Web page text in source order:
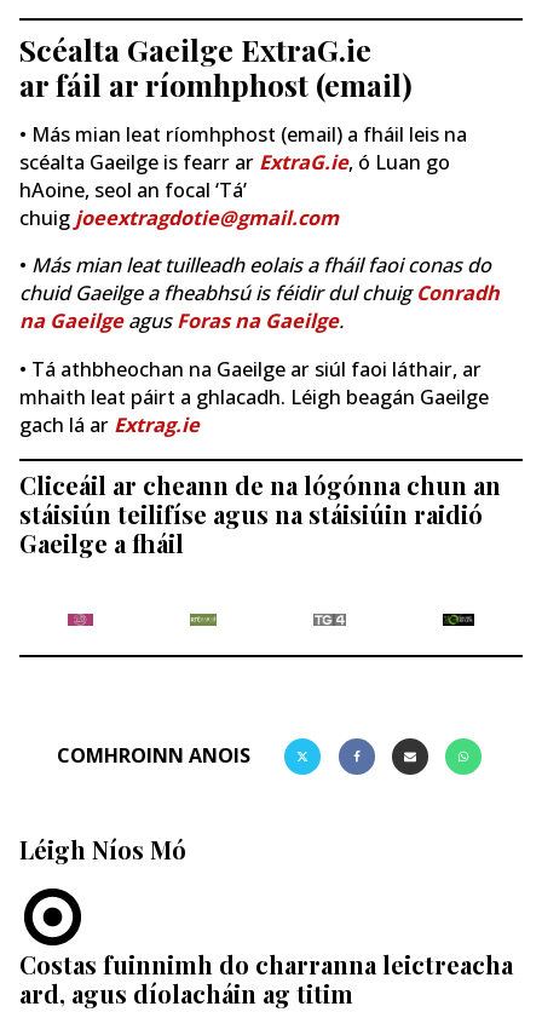
Scéalta Gaeilge ExtraG.ie
ar fáil ar ríomhphost (email)
• Más mian leat ríomhphost (email) a fháil leis na
scéalta Gaeilge is fearr ar ExtraG.ie, ó Luan go
hAoine, seol an focal ‘Tá’
chuig joeextragdotie@gmail.com
• Más mian leat tuilleadh eolais a fháil faoi conas do
chuid Gaeilge a fheabhsú is féidir dul chuigConradh
na GaeilgeagusForas na Gaeilge.
• Tá athbheochan na Gaeilge ar siúl faoi láthair, ar
mhaith leat páirt a ghlacadh. Léigh beagán Gaeilge
gach lá ar Extrag.ie
Cliceáil ar cheann de na lógónna chun an
stáisiún teilifíse agus na stáisiúin raidió
Gaeilge a fháil
COMHROINN ANOIS
Léigh Níos Mó
Costas fuinnimh do charranna leictreacha
ard, agus díolacháin ag titim